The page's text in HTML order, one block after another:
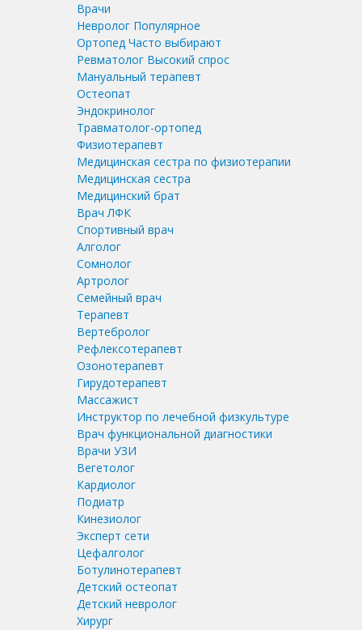
Врачи
Невролог Популярное
Ортопед Часто выбирают
Ревматолог Высокий спрос
Мануальный терапевт
Остеопат
Эндокринолог
Травматолог-ортопед
Физиотерапевт
Медицинская сестра по физиотерапии
Медицинская сестра
Медицинский брат
Врач ЛФК
Спортивный врач
Алголог
Сомнолог
Артролог
Семейный врач
Терапевт
Вертебролог
Рефлексотерапевт
Озонотерапевт
Гирудотерапевт
Массажист
Инструктор по лечебной физкультуре
Врач функциональной диагностики
Врачи УЗИ
Вегетолог
Кардиолог
Подиатр
Кинезиолог
Эксперт сети
Цефалголог
Ботулинотерапевт
Детский остеопат
Детский невролог
Хирург